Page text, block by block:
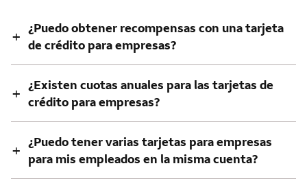
+ ¿Puedo obtener recompensas con una tarjeta
de crédito para empresas?
+ ¿Existen cuotas anuales para las tarjetas de
crédito para empresas?
+ ¿Puedo tener varias tarjetas para empresas
para mis empleados en la misma cuenta?